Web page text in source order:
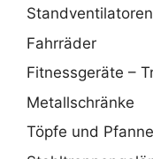
Standventilatoren
Fahrräder
Fitnessgeräte –
Metallschränke
Töpfe und